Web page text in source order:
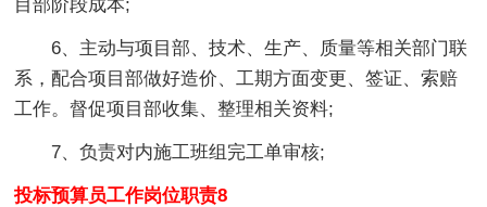
目部阶段成本;
6、主动与项目部、技术、生产、质量等相关部门联
系，配合项目部做好造价、工期方面变更、签证、索赔
工作。督促项目部收集、整理相关资料;
7、负责对内施工班组完工单审核;
投标预算员工作岗位职责8